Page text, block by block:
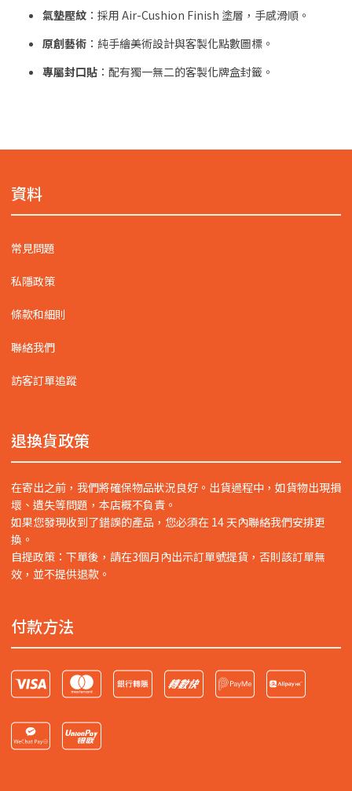
氣墊壓紋 ：採用 Air-Cushion Finish 塗層，手感滑順。
原創藝術 ：純手繪美術設計與客製化點數圖標。
專屬封口貼 ：配有獨一無二的客製化牌盒封籤。
資料
常見問題
私隱政策
條款和細則
聯絡我們
訪客訂單追蹤
退換貨政策
在寄出之前，我們將確保物品狀況良好。出貨過程中，如貨物出現損
壞、遺失等問題，本店概不負責。
如果您發現收到了錯誤的產品，您必須在 14 天內聯絡我們安排更
換。
自提政策：下單後，請在3個月內出示訂單號提貨，否則該訂單無
效，並不提供退款。
付款方法